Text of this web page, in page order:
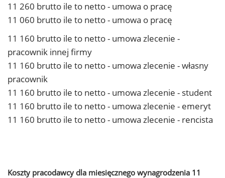
11 260 brutto ile to netto - umowa o pracę
11 060 brutto ile to netto - umowa o pracę
11 160 brutto ile to netto - umowa zlecenie -
pracownik innej firmy
11 160 brutto ile to netto - umowa zlecenie - własny
pracownik
11 160 brutto ile to netto - umowa zlecenie - student
11 160 brutto ile to netto - umowa zlecenie - emeryt
11 160 brutto ile to netto - umowa zlecenie - rencista
Koszty pracodawcy dla miesięcznego wynagrodzenia 11